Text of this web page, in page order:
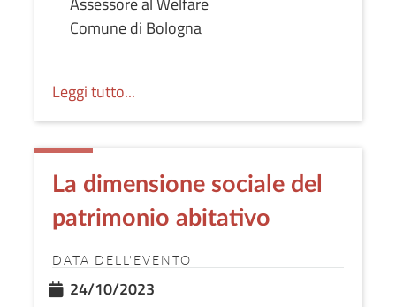
Comune di Bologna
Leggi tutto...
La dimensione sociale del
patrimonio abitativo
DATA DELL'EVENTO
24/10/2023